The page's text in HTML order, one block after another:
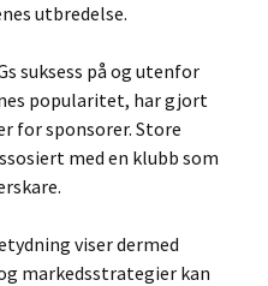
utbredelse.
suksess på og utenfor
popularitet, har gjort
for sponsorer. Store
med en klubb som
viser dermed
markedsstrategier kan